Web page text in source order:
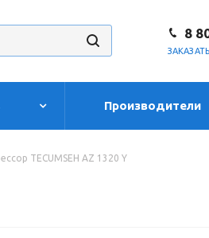
8
Производители
TECUMSEH AZ 1320 Y